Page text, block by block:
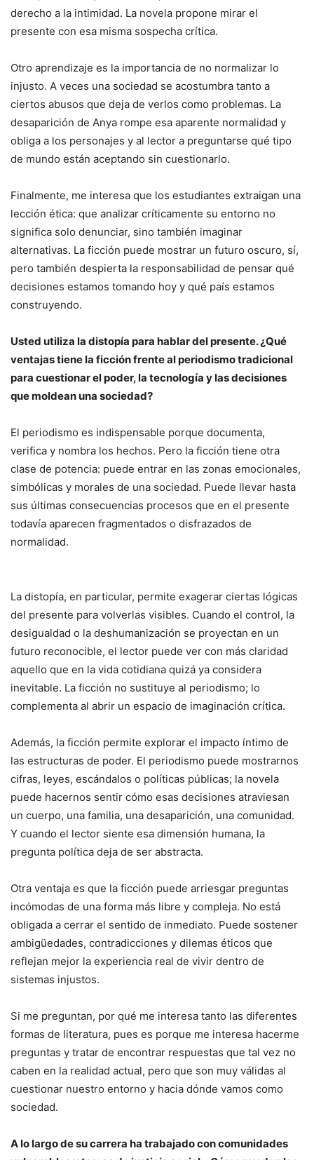
derecho a la intimidad. La novela propone mirar el
presente con esa misma sospecha crítica.
Otro aprendizaje es la importancia de no normalizar lo
injusto. A veces una sociedad se acostumbra tanto a
ciertos abusos que deja de verlos como problemas. La
desaparición de Anya rompe esa aparente normalidad y
obliga a los personajes y al lector a preguntarse qué tipo
de mundo están aceptando sin cuestionarlo.
Finalmente, me interesa que los estudiantes extraigan una
lección ética: que analizar críticamente su entorno no
significa solo denunciar, sino también imaginar
alternativas. La ficción puede mostrar un futuro oscuro, sí,
pero también despierta la responsabilidad de pensar qué
decisiones estamos tomando hoy y qué país estamos
construyendo.
Usted utiliza la distopía para hablar del presente. ¿Qué
ventajas tiene la ficción frente al periodismo tradicional
para cuestionar el poder, la tecnología y las decisiones
que moldean una sociedad?
El periodismo es indispensable porque documenta,
verifica y nombra los hechos. Pero la ficción tiene otra
clase de potencia: puede entrar en las zonas emocionales,
simbólicas y morales de una sociedad. Puede llevar hasta
sus últimas consecuencias procesos que en el presente
todavía aparecen fragmentados o disfrazados de
normalidad.
La distopía, en particular, permite exagerar ciertas lógicas
del presente para volverlas visibles. Cuando el control, la
desigualdad o la deshumanización se proyectan en un
futuro reconocible, el lector puede ver con más claridad
aquello que en la vida cotidiana quizá ya considera
inevitable. La ficción no sustituye al periodismo; lo
complementa al abrir un espacio de imaginación crítica.
Además, la ficción permite explorar el impacto íntimo de
las estructuras de poder. El periodismo puede mostrarnos
cifras, leyes, escándalos o políticas públicas; la novela
puede hacernos sentir cómo esas decisiones atraviesan
un cuerpo, una familia, una desaparición, una comunidad.
Y cuando el lector siente esa dimensión humana, la
pregunta política deja de ser abstracta.
Otra ventaja es que la ficción puede arriesgar preguntas
incómodas de una forma más libre y compleja. No está
obligada a cerrar el sentido de inmediato. Puede sostener
ambigüedades, contradicciones y dilemas éticos que
reflejan mejor la experiencia real de vivir dentro de
sistemas injustos.
Si me preguntan, por qué me interesa tanto las diferentes
formas de literatura, pues es porque me interesa hacerme
preguntas y tratar de encontrar respuestas que tal vez no
caben en la realidad actual, pero que son muy válidas al
cuestionar nuestro entorno y hacia dónde vamos como
sociedad.
A lo largo de su carrera ha trabajado con comunidades